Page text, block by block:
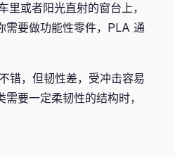
或者阳光直射的窗台上，
需要做功能性零件，PLA 通
错，但韧性差，受冲击容易
要一定柔韧性的结构时，